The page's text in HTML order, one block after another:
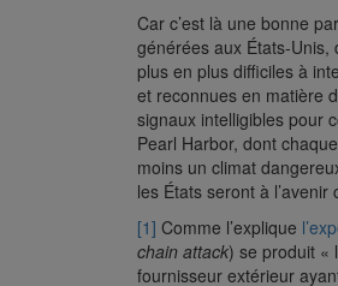
Car c’est là une bonne
générées aux États-Unis,
plus en plus difficiles à
et reconnues en matière
signaux intelligibles pour
Pearl Harbor, dont
moins un climat
les États seront à
[1] Comme l’explique
chain attack) se produit «
fournisseur extérieur